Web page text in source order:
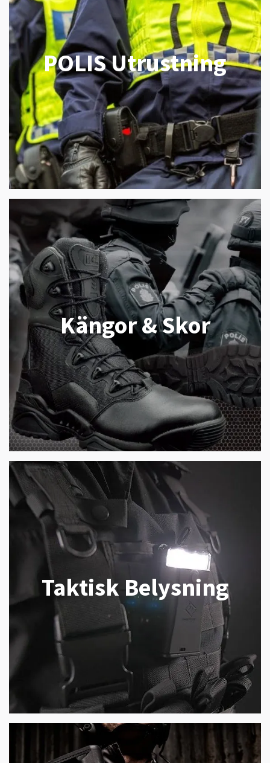
POLIS Utrustning
Kängor & Skor
Taktisk Belysning